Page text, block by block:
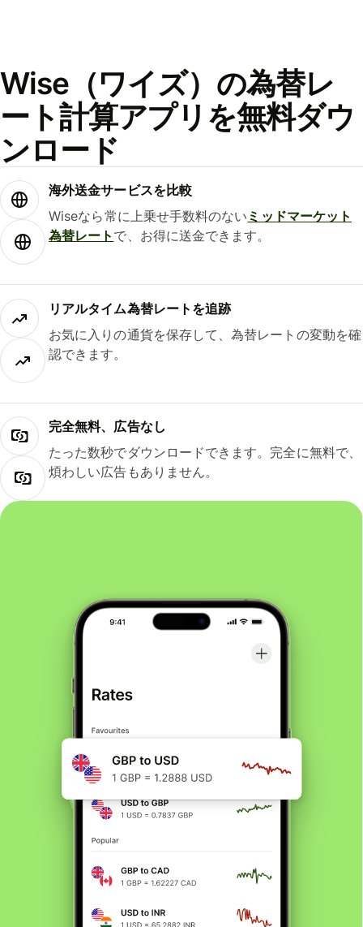
Wise（ワイズ）の為替レ
ート計算アプリを無料ダウ
ンロード
海外送金サービスを比較
Wiseなら常に上乗せ手数料のない ミッドマーケット
為替レート で、お得に送金できます。
リアルタイム為替レートを追跡
お気に入りの通貨を保存して、為替レートの変動を確
認できます。
完全無料、広告なし
たった数秒でダウンロードできます。完全に無料で、
煩わしい広告もありません。